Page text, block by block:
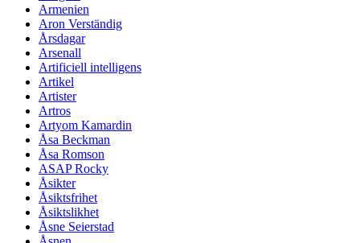
Armenien
Aron Verständig
Årsdagar
Arsenall
Artificiell intelligens
Artikel
Artister
Artros
Artyom Kamardin
Åsa Beckman
Åsa Romson
ASAP Rocky
Åsikter
Åsiktsfrihet
Åsiktslikhet
Åsne Seierstad